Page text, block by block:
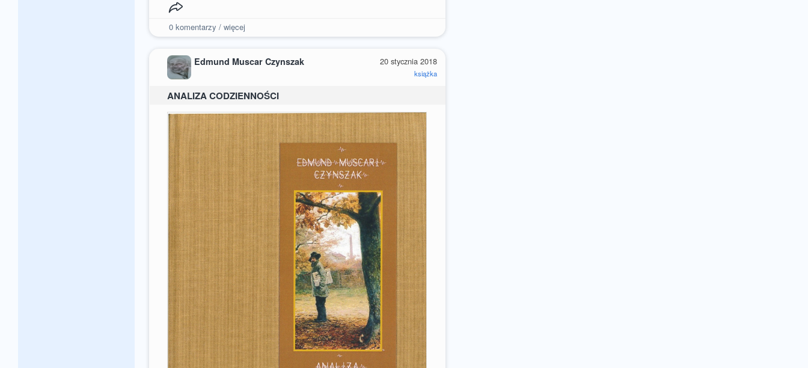
0komentarzy / więcej
20 stycznia 2018
książka
Edmund Muscar Czynszak
ANALIZA CODZIENNOŚCI